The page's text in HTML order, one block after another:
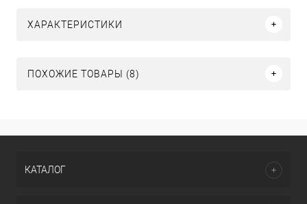
ХАРАКТЕРИСТИКИ
ПОХОЖИЕ ТОВАРЫ (8)
КАТАЛОГ